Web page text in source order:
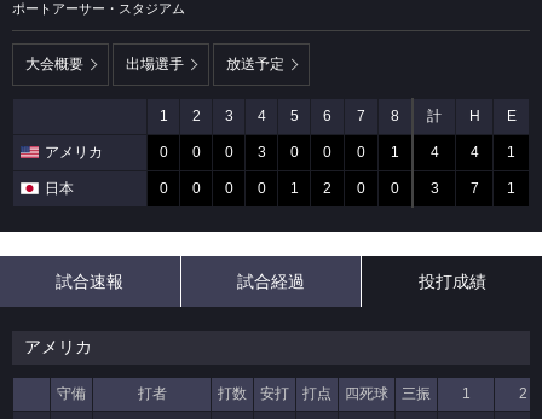
ポートアーサー・スタジアム
大会概要 出場選手 放送予定
1 2 3 4 5 6 7 8 計 H E
アメリカ 0 0 0 3 0 0 0 1 4 4 1
日本 0 0 0 0 1 2 0 0 3 7 1
試合速報 試合経過 投打成績
アメリカ
守備 打者 打数 安打 打点 四死球 三振 1
2